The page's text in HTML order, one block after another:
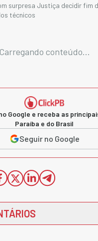
surpresa Justiça decidir fim
técnicos
Carregando conteúdo...
Google e receba as
Paraíba e do Brasil
Seguir no Google